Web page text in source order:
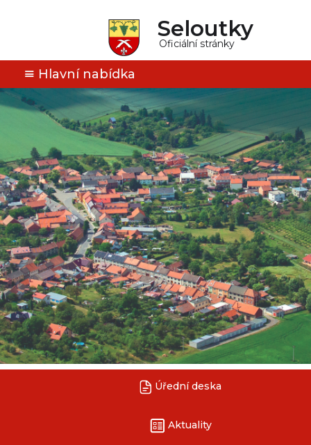
Seloutky
Oficiální stránky
Hlavní nabídka
Úřední deska
Aktuality